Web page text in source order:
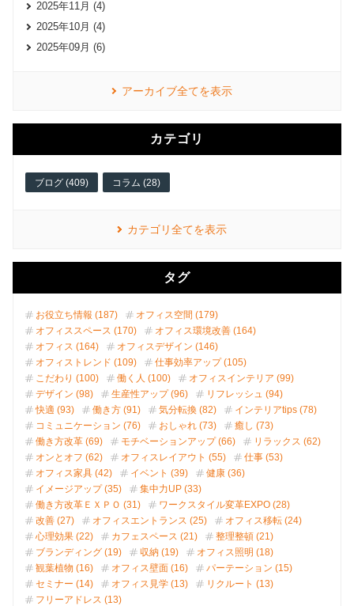
2025年11月 (4)
2025年10月 (4)
2025年09月 (6)
アーカイブ全てを表示
カテゴリ
ブログ (409) コラム (28)
カテゴリ全てを表示
タグ
お役立ち情報 (187)
オフィス空間 (179)
オフィススペース (170)
オフィス環境改善 (164)
オフィス (164)
オフィスデザイン (146)
オフィストレンド (109)
仕事効率アップ (105)
こだわり (100)
働く人 (100)
オフィスインテリア (99)
デザイン (98)
生産性アップ (96)
リフレッシュ (94)
快適 (93)
働き方 (91) 気分転換 (82)
インテリアtips (78)
コミュニケーション (76)
おしゃれ (73)
癒し (73)
働き方改革 (69)
モチベーションアップ (66)
リラックス (62)
オンとオフ (62)
オフィスレイアウト (55)
仕事 (53)
オフィス家具 (42)
イベント (39)
健康 (36)
イメージアップ (35)
集中力UP (33)
働き方改革ＥＸＰＯ (31)
ワークスタイル変革EXPO (28)
改善 (27)
オフィスエントランス (25)
オフィス移転 (24)
心理効果 (22)
カフェスペース (21)
整理整頓 (21)
ブランディング (19)
収納 (19)
オフィス照明 (18)
観葉植物 (16)
オフィス壁面 (16)
パーテーション (15)
セミナー (14)
オフィス見学 (13)
リクルート (13)
フリーアドレス (13)